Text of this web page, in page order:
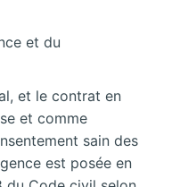
et du
et le contrat en
et comme
sain des
est posée en